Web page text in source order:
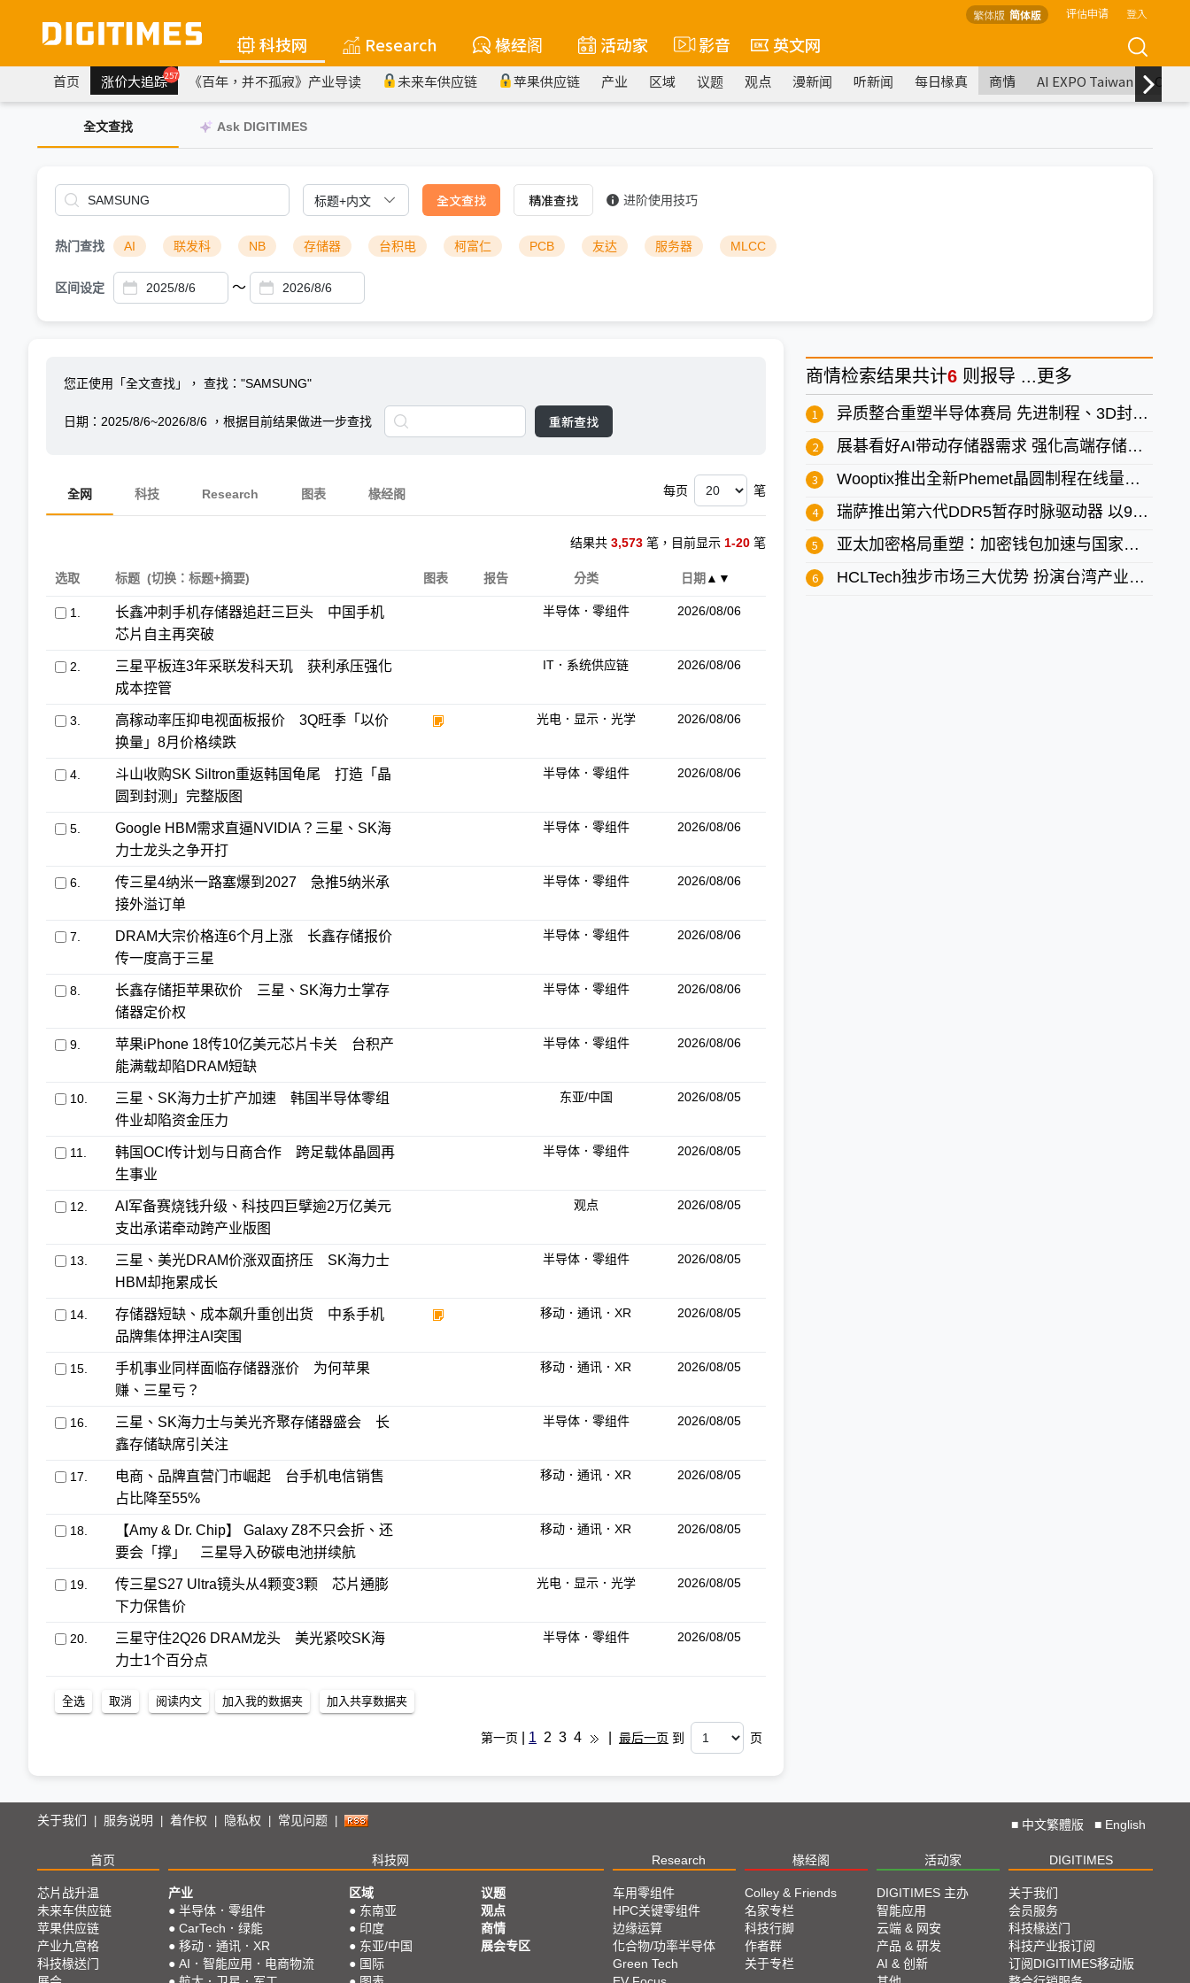
繁体版 简体版 评估申请 登入
科技网 Research 椽经阁 活动家 影音 英文网
首页 涨价大追踪257 《百年，并不孤寂》产业导读 未来车供应链 苹果供应链 产业 区域 议题 观点 漫新闻 听新闻 每日椽真 商情 AI EXPO Taiwan
全文查找 Ask DIGITIMES
全文查找 精准查找 进阶使用技巧
热门查找 AI 联发科 NB 存储器 台积电 柯富仁 PCB 友达 服务器 MLCC
区间设定 ～
您正使用「全文查找」， 查找："SAMSUNG"
日期： 2025/8/6~2026/8/6 ，根据目前结果做进一步查找 重新查找
全网 科技 Research 图表 椽经阁 每页 笔
结果共 3,573 笔，目前显示 1-20 笔
选取 标题 (切换：标题+摘要) 图表 报告 分类 日期 ▲ ▼
1.
长鑫冲刺手机存储器追赶三巨头 中国手机
芯片自主再突破
半导体．零组件 2026/08/06
2.
三星平板连3年采联发科天玑 获利承压强化
成本控管
IT．系统供应链 2026/08/06
3.
高稼动率压抑电视面板报价 3Q旺季「以价
换量」8月价格续跌
光电．显示．光学 2026/08/06
4.
斗山收购SK Siltron重返韩国龟尾 打造「晶
圆到封测」完整版图
半导体．零组件 2026/08/06
5.
Google HBM需求直逼NVIDIA？三星、SK海
力士龙头之争开打
半导体．零组件 2026/08/06
6.
传三星4纳米一路塞爆到2027 急推5纳米承
接外溢订单
半导体．零组件 2026/08/06
7.
DRAM大宗价格连6个月上涨 长鑫存储报价
传一度高于三星
半导体．零组件 2026/08/06
8.
长鑫存储拒苹果砍价 三星、SK海力士掌存
储器定价权
半导体．零组件 2026/08/06
9.
苹果iPhone 18传10亿美元芯片卡关 台积产
能满载却陷DRAM短缺
半导体．零组件 2026/08/06
10.
三星、SK海力士扩产加速 韩国半导体零组
件业却陷资金压力
东亚/中国 2026/08/05
11.
韩国OCI传计划与日商合作 跨足载体晶圆再
生事业
半导体．零组件 2026/08/05
12.
AI军备赛烧钱升级、科技四巨擘逾2万亿美元
支出承诺牵动跨产业版图
观点 2026/08/05
13.
三星、美光DRAM价涨双面挤压 SK海力士
HBM却拖累成长
半导体．零组件 2026/08/05
14.
存储器短缺、成本飙升重创出货 中系手机
品牌集体押注AI突围
移动．通讯．XR 2026/08/05
15.
手机事业同样面临存储器涨价 为何苹果
赚、三星亏？
移动．通讯．XR 2026/08/05
16.
三星、SK海力士与美光齐聚存储器盛会 长
鑫存储缺席引关注
半导体．零组件 2026/08/05
17.
电商、品牌直营门市崛起 台手机电信销售
占比降至55%
移动．通讯．XR 2026/08/05
18.
【Amy & Dr. Chip】 Galaxy Z8不只会折、还
要会「撑」 三星导入矽碳电池拼续航
移动．通讯．XR 2026/08/05
19.
传三星S27 Ultra镜头从4颗变3颗 芯片通膨
下力保售价
光电．显示．光学 2026/08/05
20.
三星守住2Q26 DRAM龙头 美光紧咬SK海
力士1个百分点
半导体．零组件 2026/08/05
第一页 1 2 3 4 最后一页 到 页
商情检索结果共计6 则报导 ... 更多
异质整合重塑半导体赛局 先进制程、3D封装与测试成关键
展碁看好AI带动存储器需求 强化高端存储市场代理布局
Wooptix推出全新Phemet晶圆制程在线量测解决方案
瑞萨推出第六代DDR5暂存时脉驱动器 以9600 MT/s的速率树立新效能标竿
亚太加密格局重塑：加密钱包加速与国家级金融机构展开合作?
HCLTech独步市场三大优势 扮演台湾产业海外布局最佳夥伴
关于我们 服务说明 着作权 隐私权 常见问题 ■ 中文繁體版 ■ English
首页 科技网 Research 椽经阁 活动家 DIGITIMES
芯片战升温
未来车供应链
苹果供应链
产业九宫格
科技椽送门
产业
● 半导体．零组件
● CarTech．绿能
● 移动．通讯．XR
● AI．智能应用．电商物流
区域
● 东南亚
● 印度
● 东亚/中国
● 国际
议题
观点
商情
展会专区
车用零组件
HPC关键零组件
边缘运算
化合物/功率半导体
Green Tech
Colley & Friends
名家专栏
科技行脚
作者群
关于专栏
DIGITIMES 主办
智能应用
云端 & 网安
产品 & 研发
AI & 创新
关于我们
会员服务
科技椽送门
科技产业报订阅
订阅DIGITIMES移动版